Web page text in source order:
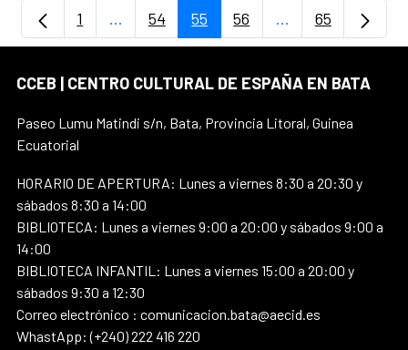
Página
1 ...Páginas intermedias Use TAB para
Página
54 Página
55 Página
56 ...PáginasPágina
65
CCEB | CENTRO CULTURAL DE ESPAÑA EN BATA
Paseo Lumu Matindi s/n, Bata, Provincia Litoral, Guinea
Ecuatorial
HORARIO DE APERTURA: Lunes a viernes 8:30 a 20:30 y
sábados 8:30 a 14:00
BIBLIOTECA: Lunes a viernes 9:00 a 20:00 y sábados 9:00 a
14:00
BIBLIOTECA INFANTIL: Lunes a viernes 15:00 a 20:00 y
sábados 9:30 a 12:30
Correo electrónico : comunicacion.bata@aecid.es
WhastApp: (+240) 222 416 220